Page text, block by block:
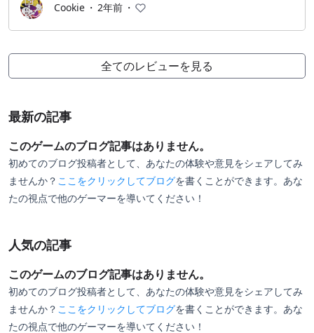
Cookie ・ 2年前 ・
全てのレビューを見る
最新の記事
このゲームのブログ記事はありません。
初めてのブログ投稿者として、あなたの体験や意見をシェアしてみ
ませんか？ ここをクリックしてブログを書くことができます。あな
たの視点で他のゲーマーを導いてください！
人気の記事
このゲームのブログ記事はありません。
初めてのブログ投稿者として、あなたの体験や意見をシェアしてみ
ませんか？ ここをクリックしてブログを書くことができます。あな
たの視点で他のゲーマーを導いてください！